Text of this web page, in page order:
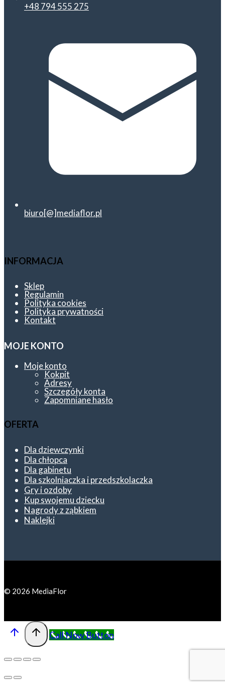
+48 794 555 275
biuro[@]mediaflor.pl
INFORMACJA
Sklep
Regulamin
Polityka cookies
Polityka prywatności
Kontakt
MOJE KONTO
Moje konto
Kokpit
Adresy
Szczegóły konta
Zapomniane hasło
OFERTA
Dla dziewczynki
Dla chłopca
Dla gabinetu
Dla szkolniaczka i przedszkolaczka
Gry i ozdoby
Kup swojemu dziecku
Nagrody z ząbkiem
Naklejki
© 2026 MediaFlor
Call Now Button